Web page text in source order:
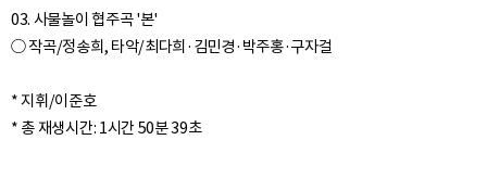
03. 사물놀이 협주곡 '본'
○ 작곡/정송희, 타악/최다희·김민경·박주홍·구자걸
* 지휘/이준호
* 총 재생시간: 1시간 50분 39초